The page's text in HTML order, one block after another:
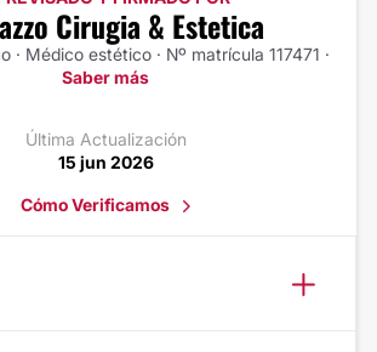
Cirugia & Estetica
· Médico estético · Nº matrícula 117471 ·
Saber más
Última Actualización
15 jun 2026
Cómo Verificamos